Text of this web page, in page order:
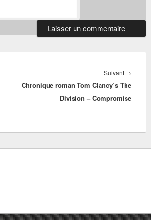
Suivant →
suivant :
Chronique roman Tom Clancy’s The
Division – Compromise